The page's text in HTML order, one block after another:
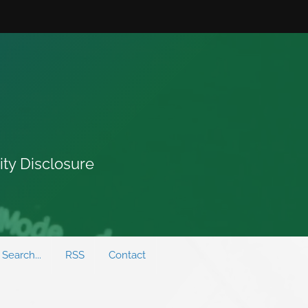
Disclosure
Search... RSS Contact